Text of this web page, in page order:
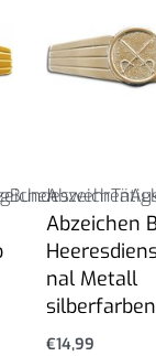
Bundeswehr
Abzeichen
Abzeichen
nal Metall
silberfarben
€14,99